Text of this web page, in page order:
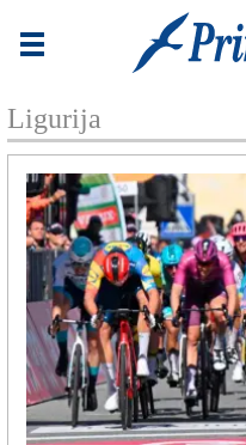
Novice
Goriška
Kultura
Šport
Še
Vreme
V Kioskih
Ligurija